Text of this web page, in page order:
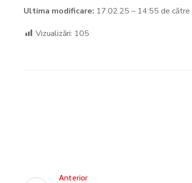
Ultima modificare: 17.02.25 – 14:55 de către
Vizualizări: 105
Anterior